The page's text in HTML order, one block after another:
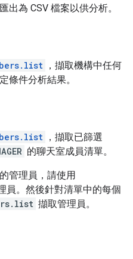
出為 CSV 檔案以供分析。
，擷取機構中任何
條件分析結果。
，擷取已篩選
的聊天室成員清單。
管理員，請使用
員。然後針對清單中的每個
擷取管理員。